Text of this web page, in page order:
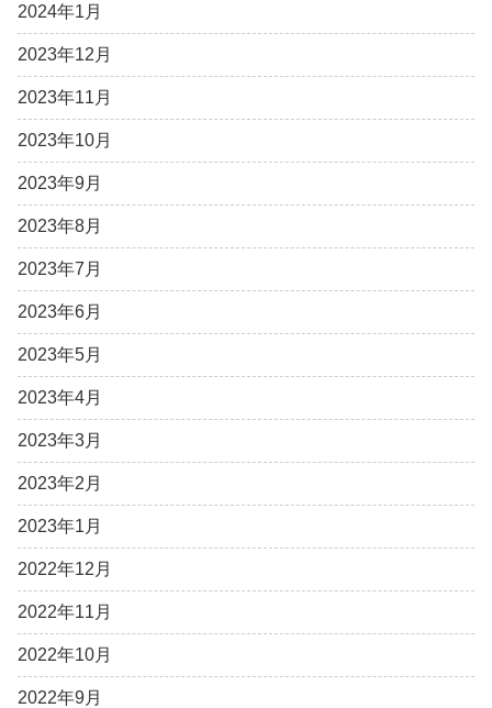
2024年1月
2023年12月
2023年11月
2023年10月
2023年9月
2023年8月
2023年7月
2023年6月
2023年5月
2023年4月
2023年3月
2023年2月
2023年1月
2022年12月
2022年11月
2022年10月
2022年9月